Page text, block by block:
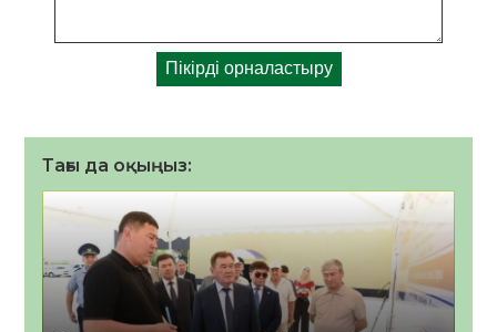
Тағы да оқыңыз: